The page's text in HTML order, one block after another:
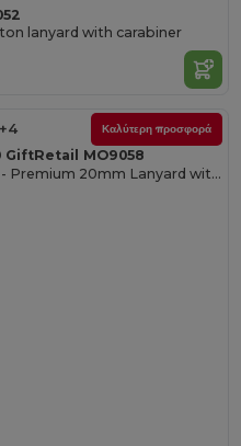
lanyard with carabiner
Καλύτερη προσφορά
+4
GiftRetail MO9058
SIMPLE LANY - Premium 20mm Lanyard with Metal Hook - Sublimation Print